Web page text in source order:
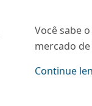
Você sabe
mercado
Continue